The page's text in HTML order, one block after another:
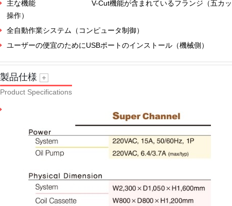
主な機能
V-Cut機能が含まれているフランジ（五カ
操作）
全自動作業システム（コンピュータ制御）
ユーザーの便宜のためにUSBポートのインストール（機械側）
製品仕様
Product Specifications